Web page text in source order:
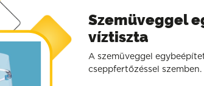
Szemüveggel
víztiszta
A szemüveggel
cseppfertőzéssel szemben.